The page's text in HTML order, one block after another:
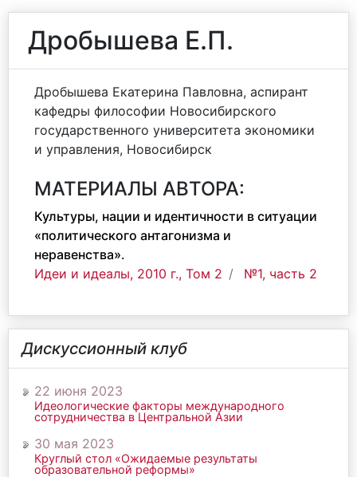
Дробышева Е.П.
Дробышева Екатерина Павловна, аспирант
кафедры философии Новосибирского
государственного университета экономики
и управления, Новосибирск
МАТЕРИАЛЫ АВТОРА:
Культуры, нации и идентичности в ситуации
«политического антагонизма и
неравенства».
Идеи и идеалы, 2010 г., Том 2
№1, часть 2
Дискуссионный клуб
22 июня 2023
Идеологические факторы международного
сотрудничества в Центральной Азии
30 мая 2023
Круглый стол «Ожидаемые результаты
образовательной реформы»